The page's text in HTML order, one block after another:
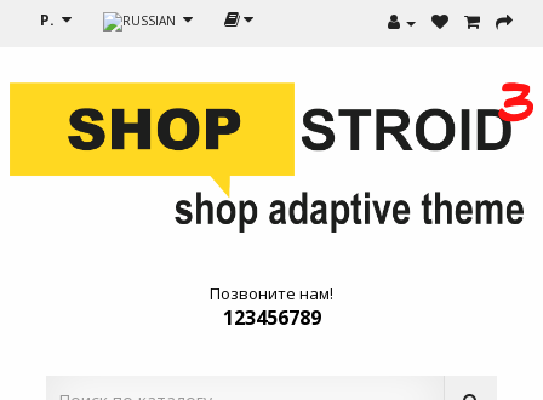
Р.
Позвоните нам!
123456789